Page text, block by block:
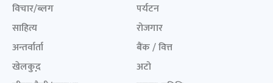
विचार/ब्लग
साहित्य
अन्तर्वार्ता
खेलकुद़़
पर्यटन
रोजगार
बैंक / वित्त
अटो